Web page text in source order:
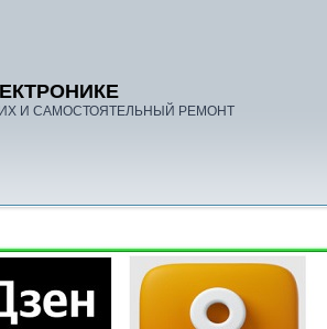
И САМОСТОЯТЕЛЬНЫЙ РЕМОНТ